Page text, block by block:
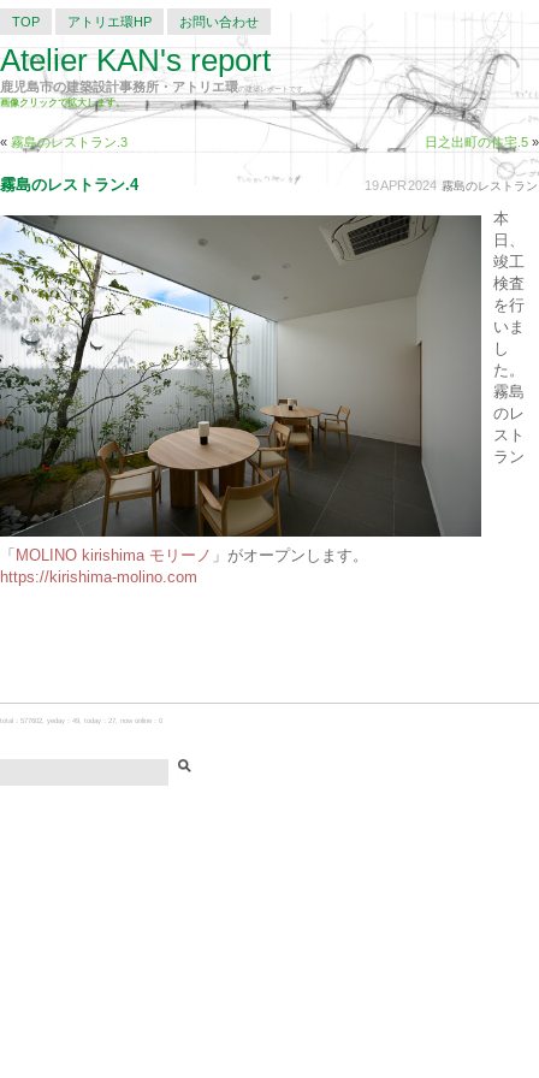
TOP アトリエ環HP お問い合わせ
Atelier KAN's report
鹿児島市の建築設計事務所・アトリエ環の建築レポートです。
画像クリックで拡大します。
« 霧島のレストラン.3 日之出町の住宅.5 »
19APR2024 霧島のレストラン
霧島のレストラン.4
本
日、
竣工
検査
を行
いま
し
た。
霧島
のレ
スト
ラン
「 MOLINO kirishima モリーノ 」がオープンします。
https://kirishima-molino.com
total：577602, yeday：49, today：27, now online：0